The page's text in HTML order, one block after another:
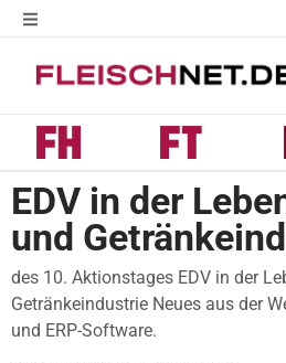
EDV in der
und
des 10. Aktionstages EDV in der
Getränkeindustrie Neues aus der
und ERP-Software.